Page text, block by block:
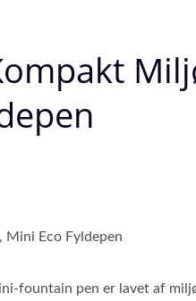
Mini Eco Fyldepen
fountain pen er lavet af